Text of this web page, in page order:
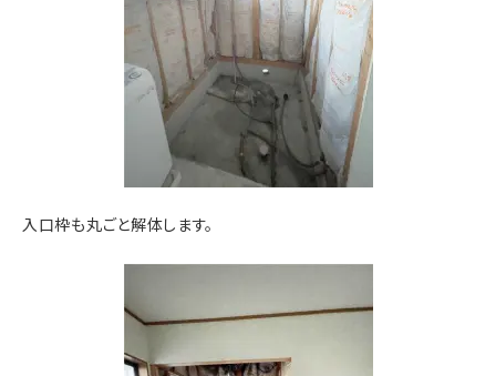
入口枠も丸ごと解体します。